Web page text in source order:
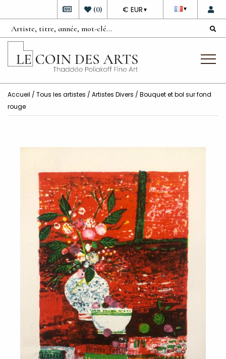
▼
DEVISE
€ EUR ▼
(0)
Accueil / Tous les artistes / Artistes Divers / Bouquet et bol sur fond
rouge